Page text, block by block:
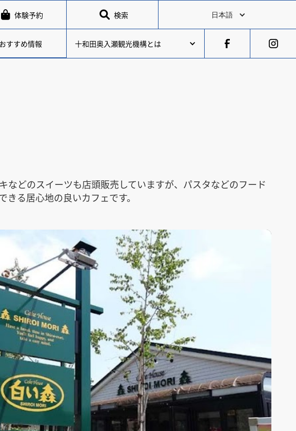
 体験予約  検索 日本語
おすすめ情報 十和田奥入瀬観光機構とは
どのスイーツも店頭販売していますが、パスタなどのフード
る居心地の良いカフェです。